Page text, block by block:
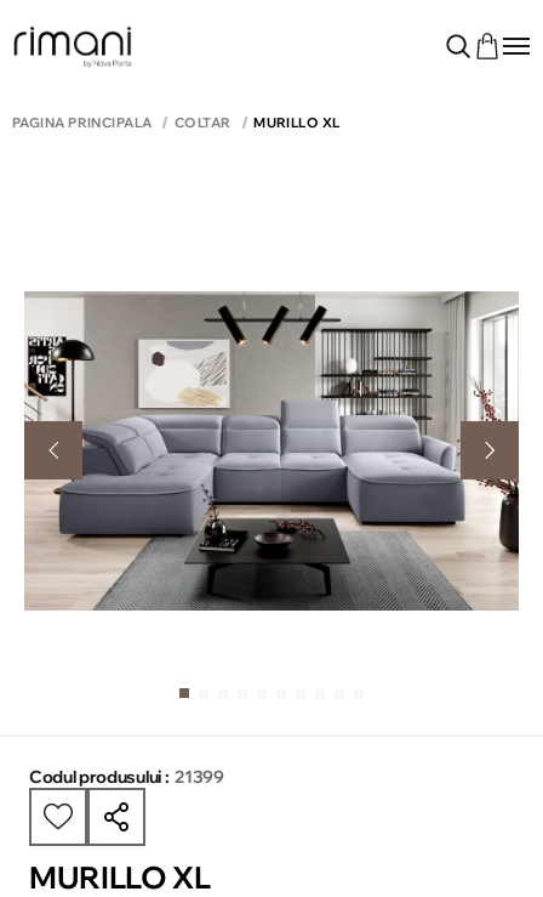
PAGINA PRINCIPALĂ COLTAR MURILLO XL
Codul produsului : 21399
MURILLO XL